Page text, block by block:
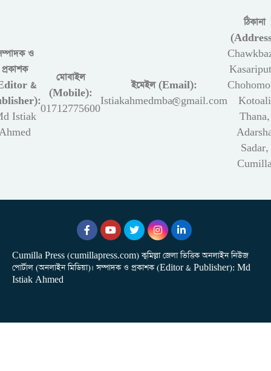
ও
প্রকাশক
&
Istiak
মোবাইল
(Mobile):
01712775600
ইমেইল (Email):
Istiakahmedmba@gmail.com
ঠিকানা
Kotoali
Thana,
Sadar,
Cumilla Press (cumillapress.com) কুমিল্লা জেলা ভিত্তিক অনলাইন নিউজ
পোর্টাল (অনলাইন মিডিয়া)। সম্পাদক ও প্রকাশক (Editor & Publisher): Md
Istiak Ahmed